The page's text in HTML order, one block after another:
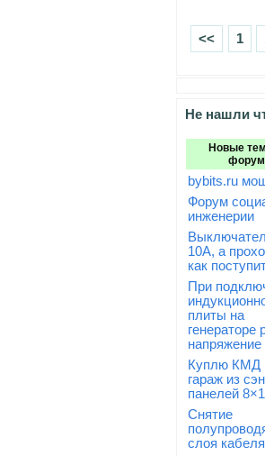
<< 1
Не нашли
Новые
bybits.ru
Форум
инженерии
10А, а
как
При
плиты на
генераторе
напряжение
Куплю КМД
гараж из
панелей
Снятие
слоя кабеля